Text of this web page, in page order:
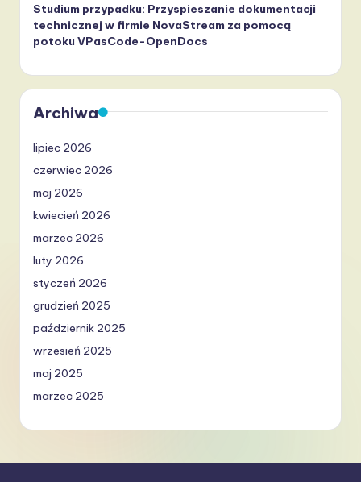
Studium przypadku: Przyspieszanie dokumentacji
technicznej w firmie NovaStream za pomocą
potoku VPasCode-OpenDocs
Archiwa
lipiec 2026
czerwiec 2026
maj 2026
kwiecień 2026
marzec 2026
luty 2026
styczeń 2026
grudzień 2025
październik 2025
wrzesień 2025
maj 2025
marzec 2025